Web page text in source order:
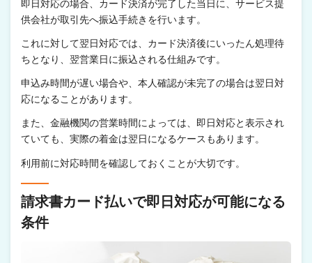
即日対応の場合、カード決済が完了した当日に、サービス提
供会社が取引先へ振込手続きを行います。
これに対して翌日対応では、カード決済後にいったん処理待
ちとなり、翌営業日に振込される仕組みです。
申込み時間が遅い場合や、本人確認が未完了の場合は翌日対
応になることがあります。
また、金融機関の営業時間によっては、即日対応と表示され
ていても、実際の着金は翌日になるケースもあります。
利用前に対応時間を確認しておくことが大切です。
請求書カード払いで即日対応が可能になる
条件